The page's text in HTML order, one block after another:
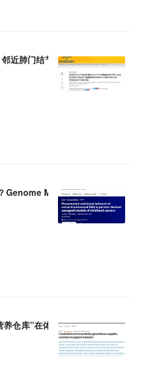
近肺门结节手术不用“大刀阔斧”
Genome Med：小小的环状 DNA
养仓库”在体外——靶向细胞外谷胱